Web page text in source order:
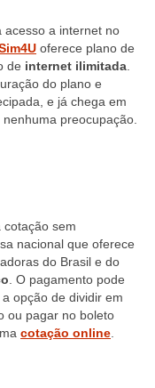
acesso a internet no
oferece plano de
de internet ilimitada
do plano e
e já chega em
preocupação.
sem
nacional que oferece
do Brasil e do
. O pagamento pode
a opção de dividir em
ou pagar no boleto
cotação online